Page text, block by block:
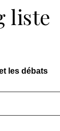
liste
les débats